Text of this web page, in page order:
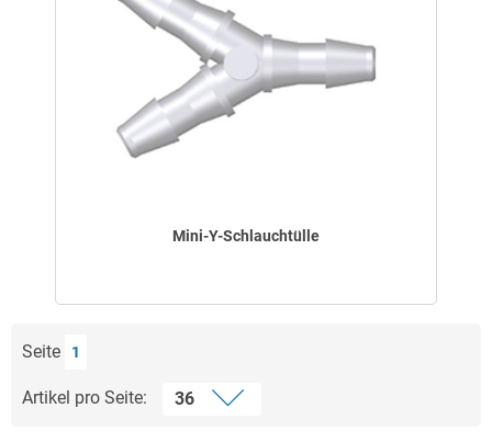
Mini-Y-Schlauchtülle
Seite 1
Artikel pro Seite: